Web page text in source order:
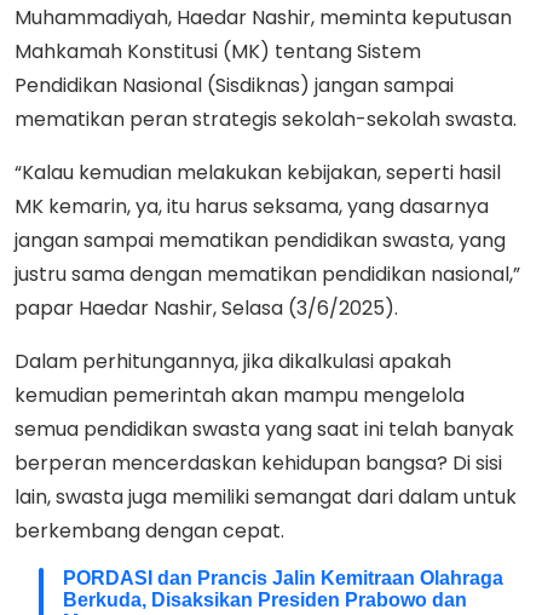
Muhammadiyah, Haedar Nashir, meminta keputusan
Mahkamah Konstitusi (MK) tentang Sistem
Pendidikan Nasional (Sisdiknas) jangan sampai
mematikan peran strategis sekolah-sekolah swasta.
“Kalau kemudian melakukan kebijakan, seperti hasil
MK kemarin, ya, itu harus seksama, yang dasarnya
jangan sampai mematikan pendidikan swasta, yang
justru sama dengan mematikan pendidikan nasional,”
papar Haedar Nashir, Selasa (3/6/2025).
Dalam perhitungannya, jika dikalkulasi apakah
kemudian pemerintah akan mampu mengelola
semua pendidikan swasta yang saat ini telah banyak
berperan mencerdaskan kehidupan bangsa? Di sisi
lain, swasta juga memiliki semangat dari dalam untuk
berkembang dengan cepat.
PORDASI dan Prancis Jalin Kemitraan Olahraga
Berkuda, Disaksikan Presiden Prabowo dan